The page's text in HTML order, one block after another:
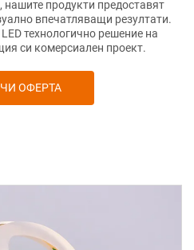
продукти предоставят
впечатляващи резултати.
технологично решение на
си комерсиален проект.
ОФЕРТА